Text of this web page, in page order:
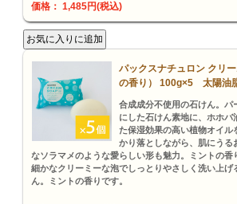
価格： 1,485円(税込)
パックスナチュロン クリ
の香り） 100g×5 太陽油
合成成分不使用の石けん。パ
にした石けん素地に、ホホバ
た保湿効果の高い植物オイル
かり落としながら、肌にうる
なソラマメのような愛らしい形も魅力。ミントの香
細かなクリーミーな泡でしっとりやさしく洗い上げ
ん。ミントの香りです。